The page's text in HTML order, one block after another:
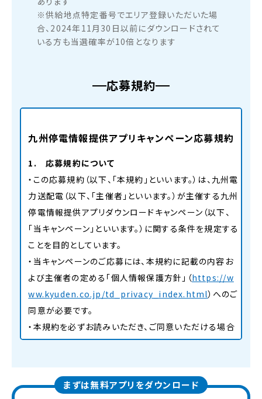
※供給地点特定番号でエリア登録いただいた場
合、2024年11月30日以前にダウンロードされて
いる方も当選確率が10倍となります
応募規約
九州停電情報提供アプリキャンペーン応募規約
1. 応募規約について
・この応募規約（以下、「本規約」といいます。）は、九州電
力送配電（以下、「主催者」といいます。）が主催する九州
停電情報提供アプリダウンロードキャンペーン（以下、
「当キャンペーン」といいます。）に関する条件を規定する
ことを⽬的としています。
・当キャンペーンのご応募には、本規約に記載の内容お
よび主催者の定める「個人情報保護方針」（https://w
ww.kyuden.co.jp/td_privacy_index.html）へのご
同意が必要です。
・本規約を必ずお読みいただき、ご同意いただける場合
に限り、ご応募ください。
いただいたものとみなします。
なお、未成年者が応募する場合は、親権者等法定代理
まずは無料アプリをダウンロード